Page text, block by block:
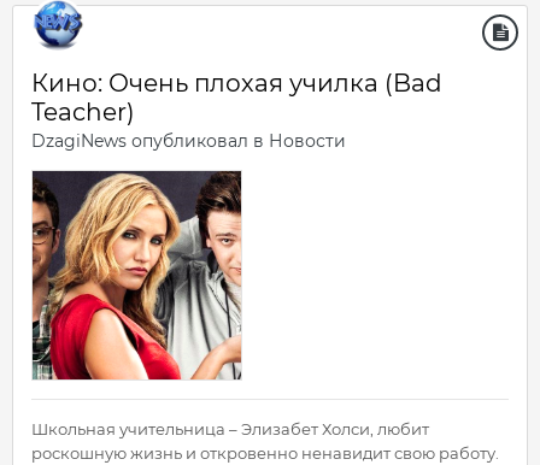
Кино: Очень плохая училка (Bad
Teacher)
DzagiNews опубликовал в Новости
Школьная учительница – Элизабет Холси, любит
роскошную жизнь и откровенно ненавидит свою работу.